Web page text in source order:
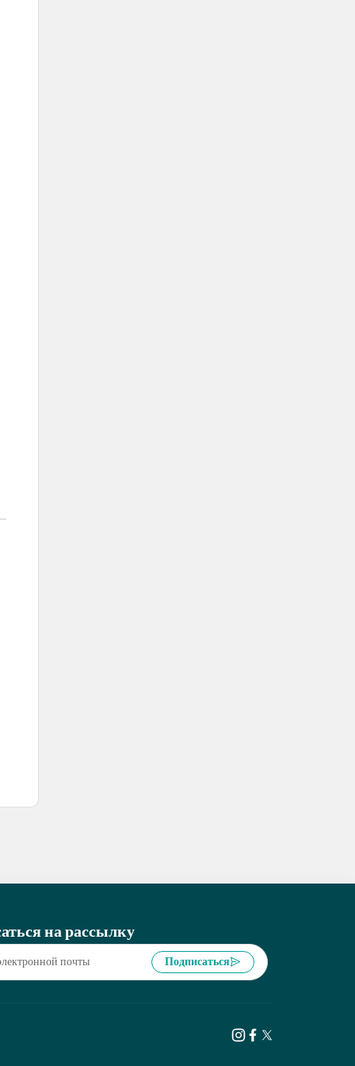
на рассылку
Подписаться